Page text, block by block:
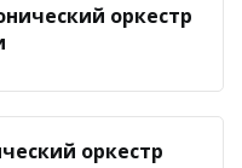
оркестр
оркестр